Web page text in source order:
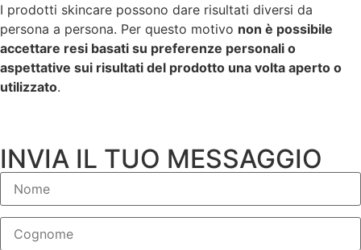
I prodotti skincare possono dare risultati diversi da
persona a persona. Per questo motivo non è possibile
accettare resi basati su preferenze personali o
aspettative sui risultati del prodotto una volta aperto o
utilizzato.
INVIA IL TUO MESSAGGIO